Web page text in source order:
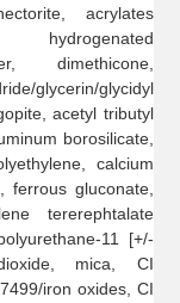
acrylates
dimethicone,
glycerin/glycidyl
acetyl tributyl
borosilicate,
calcium
ferrous gluconate,
tererephtalate
11 [+/-
mica, CI
iron oxides, CI